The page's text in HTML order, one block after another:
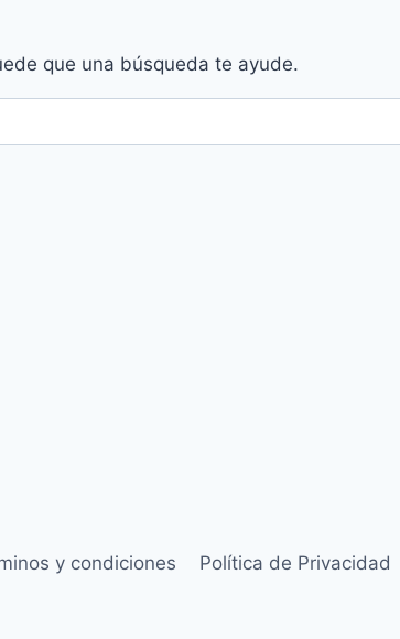
que una búsqueda te ayude.
y condiciones Política de Privacidad